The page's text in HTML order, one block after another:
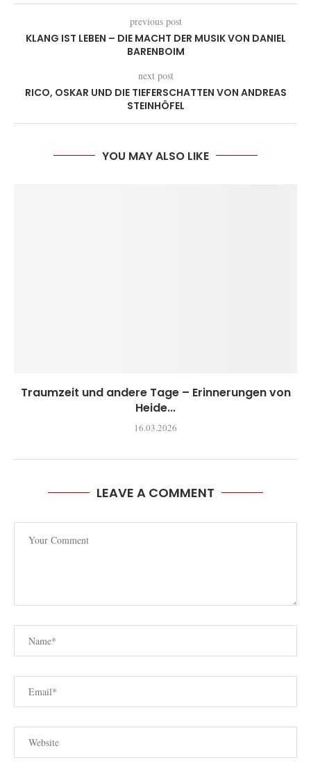
previous post
KLANG IST LEBEN – DIE MACHT DER MUSIK VON DANIEL
BARENBOIM
next post
RICO, OSKAR UND DIE TIEFERSCHATTEN VON ANDREAS
STEINHÖFEL
YOU MAY ALSO LIKE
Traumzeit und andere Tage – Erinnerungen von
Heide...
16.03.2026
LEAVE A COMMENT